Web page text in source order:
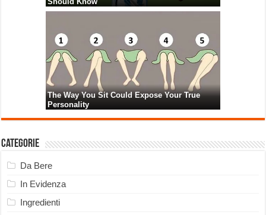
Categorie
Da Bere
In Evidenza
Ingredienti